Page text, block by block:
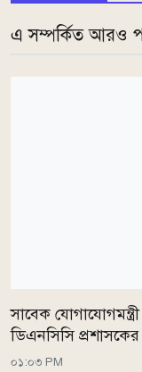
এ সম্পর্কিত আরও
সাবেক
ডিএনসিসি প্রশাসকের
০১:০৩ PM